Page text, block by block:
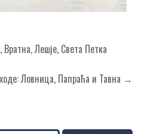
Лешје, Света Петка
Ловница, Папраћа и Тавна →